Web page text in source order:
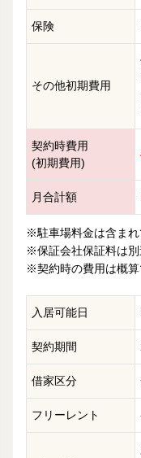
保険
その他初期費用
契約時費用
(初期費用)
月合計額
※駐車場料金は含まれ
※保証会社保証料は別
※契約時の費用は概算
入居可能日
契約期間
借家区分
フリーレント